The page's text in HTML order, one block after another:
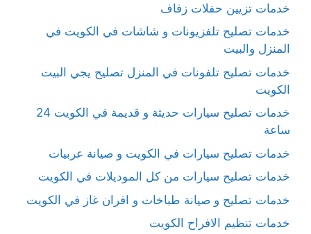
خدمات تزيين حفلات زفاف
خدمات تصليح تلفزيونات و شاشات في الكويت في
المنزل والبيت
خدمات تصليح تلفونات في المنزل تصليح يجي البيت
الكويت
خدمات تصليح سيارات حديثة و قديمة في الكويت 24
ساعة
خدمات تصليح سيارات في الكويت و صيانة عربيات
خدمات تصليح سيارات من كل الموديلات في الكويت
خدمات تصليح و صيانة طباخات و افران غاز في الكويت
خدمات تنظيم الافراح الكويت